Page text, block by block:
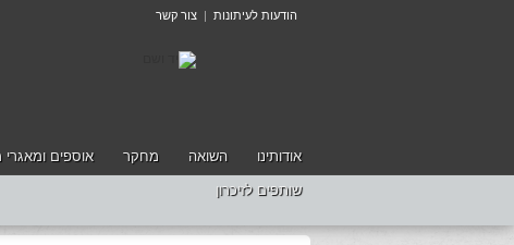
הודעות לעיתונות | צור קשר
אודותינו השואה מחקר אוספים ומאגרי
שותפים לזיכרון